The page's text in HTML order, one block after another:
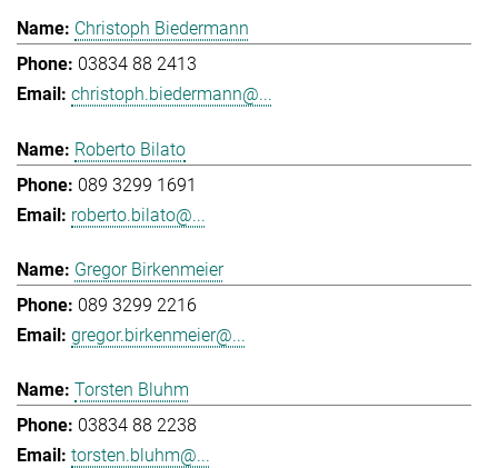
Christoph Biedermann
03834 88 2413
christoph.biedermann@...
Roberto Bilato
089 3299 1691
roberto.bilato@...
Gregor Birkenmeier
089 3299 2216
gregor.birkenmeier@...
Torsten Bluhm
03834 88 2238
torsten.bluhm@...